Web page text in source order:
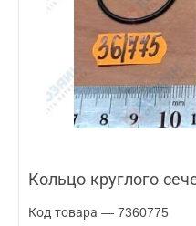
Кольцо круглого
Код товара — 7360775